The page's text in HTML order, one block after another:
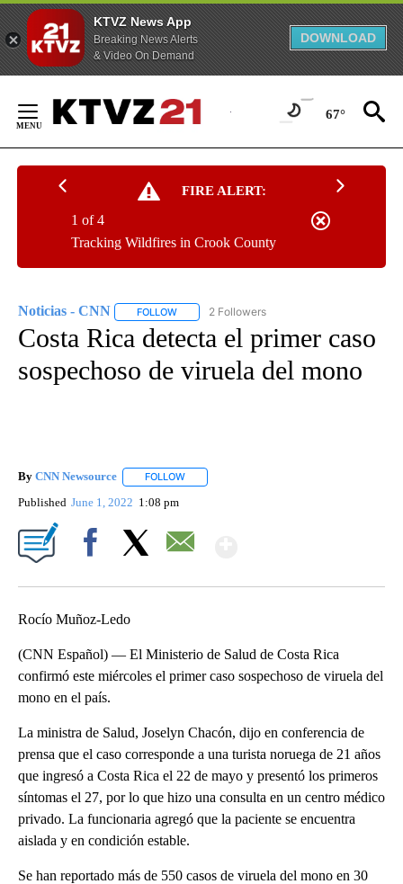
KTVZ News App
Breaking News Alerts
& Video On Demand
DOWNLOAD
Content
67°
FIRE ALERT:
Tracking Wildfires in Crook County
1 of 4
Noticias - CNN FOLLOW FOLLOW "NOTICIAS - CNN" TO RECEIVE
2 Followers
Costa Rica detecta el primer caso
sospechoso de viruela del mono
By CNN Newsource FOLLOW
Published June 1, 2022 1:08 pm
Rocío Muñoz-Ledo
(CNN Español) — El Ministerio de Salud de Costa Rica
confirmó este miércoles el primer caso sospechoso de viruela del
mono en el país.
La ministra de Salud, Joselyn Chacón, dijo en conferencia de
prensa que el caso corresponde a una turista noruega de 21 años
que ingresó a Costa Rica el 22 de mayo y presentó los primeros
síntomas el 27, por lo que hizo una consulta en un centro médico
privado. La funcionaria agregó que la paciente se encuentra
aislada y en condición estable.
Se han reportado más de 550 casos de viruela del mono en 30